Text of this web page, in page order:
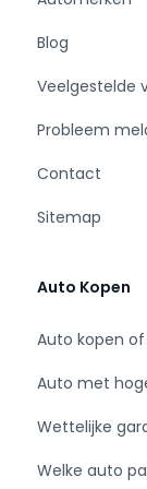
U kunt
Nieuwe APK
Kleine beurt
Nieuwe
Poetsen
Alle
Blog
Veelgestelde
Probleem
Contact
Sitemap
Auto Kopen
Auto kopen
Auto met
Wettelijke
Welke auto